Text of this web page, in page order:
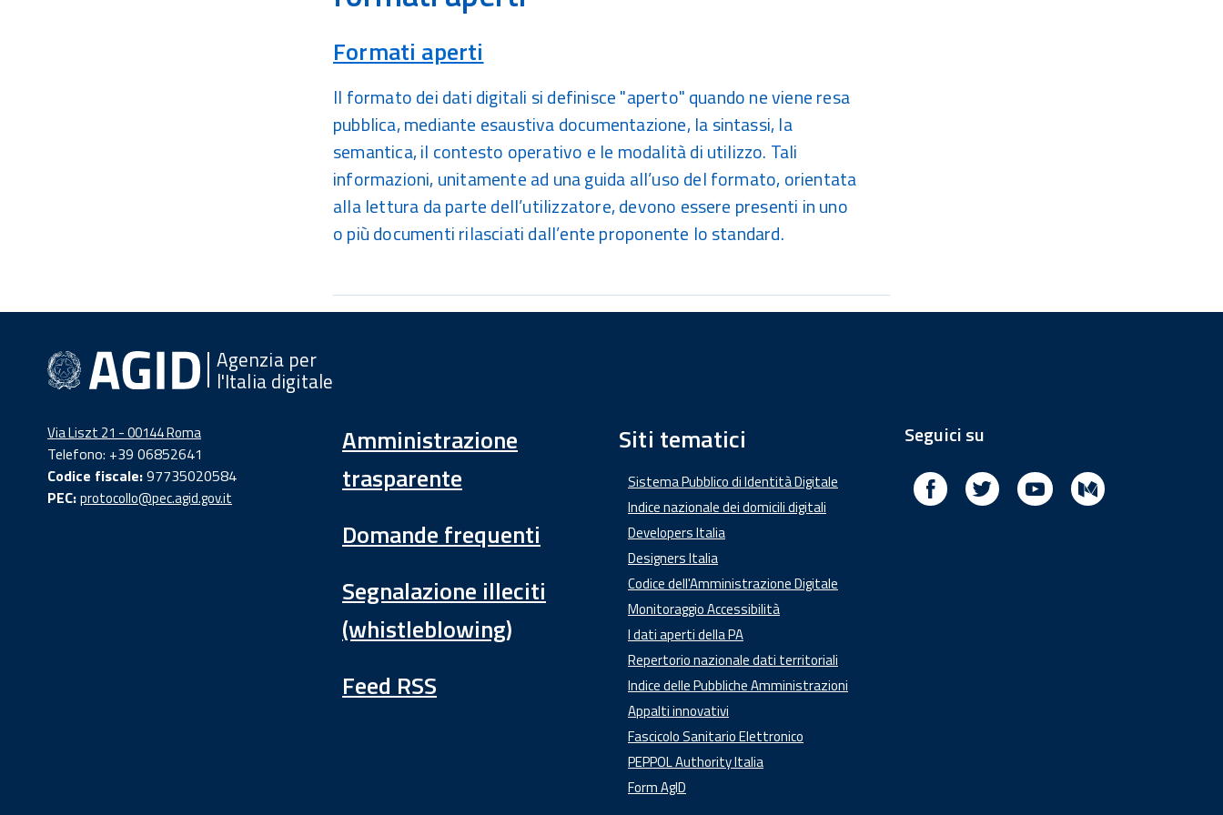
Formati aperti
Il formato dei dati digitali si definisce "aperto" quando ne viene resa
pubblica, mediante esaustiva documentazione, la sintassi, la
semantica, il contesto operativo e le modalità di utilizzo. Tali
informazioni, unitamente ad una guida all’uso del formato, orientata
alla lettura da parte dell’utilizzatore, devono essere presenti in uno
o più documenti rilasciati dall’ente proponente lo standard.
Agenzia per
l'Italia digitale
Via Liszt 21 - 00144 Roma
Telefono: +39 06852641
Codice fiscale:97735020584
PEC:protocollo@pec.agid.gov.it
Amministrazione
trasparente
Domande frequenti
Segnalazione illeciti
(whistleblowing)
Feed RSS
Siti tematici
Sistema Pubblico di Identità Digitale
Indice nazionale dei domicili digitali
Developers Italia
Designers Italia
Codice dell'Amministrazione Digitale
Monitoraggio Accessibilità
I dati aperti della PA
Repertorio nazionale dati territoriali
Indice delle Pubbliche Amministrazioni
Appalti innovativi
Fascicolo Sanitario Elettronico
PEPPOL Authority Italia
Form AgID
Seguici su
Facebook Twitter Youtube